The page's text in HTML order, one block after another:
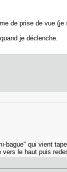
de prise de vue
je déclenche.
qui vient
le haut puis